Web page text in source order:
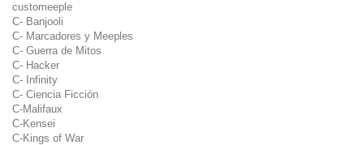
customeeple
C- Banjooli
C- Marcadores y Meeples
C- Guerra de Mitos
C- Hacker
C- Infinity
C- Ciencia Ficción
C-Malifaux
C-Kensei
C-Kings of War